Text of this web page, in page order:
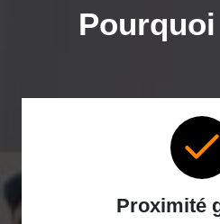
Proximité